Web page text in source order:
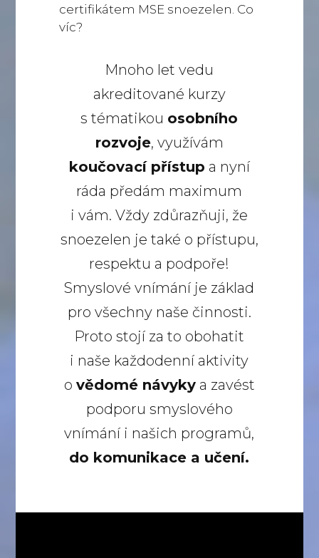
certifikátem MSE snoezelen. Co
víc?
Mnoho let vedu
akreditované kurzy
s tématikou osobního
rozvoje, využívám
koučovací přístup a nyní
ráda předám maximum
i vám. Vždy zdůrazňuji, že
snoezelen je také o přístupu,
respektu a podpoře!
Smyslové vnímání je základ
pro všechny naše činnosti.
Proto stojí za to obohatit
i naše každodenní aktivity
o vědomé návykya zavést
podporu smyslového
vnímání i našich programů,
do komunikace a učení.